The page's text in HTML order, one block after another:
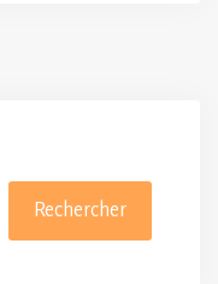
Rechercher